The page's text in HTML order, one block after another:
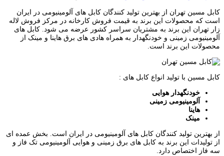
کابل مسین تهران از بهترین تولید کنندگان کابل های آلومینیومی در ایران
است که محصولات این برند به قیمت فروش کارخانه در مرکز فروش لاله
زار تهران این برند به مشتریان سراسر کشور عرضه می شود. کابل های
آلومینیومی زمینی و خودنگهدار به همراه هادی های برق هاینا و مینک از
محصولات این برند است.
کابل مسین با تولید انواع کابل های :
خودنگهدار هوایی
آلومینیومی زمینی
هاینا
مینک
از بهترین تولید کنندگان کابل های آلومینیومی در ایران است. بخش عمده ای
از تولیدات این برند به کابل های برق زمینی و هوایی آلومینیومی تک فاز و
سه فاز اختصاص دارد.